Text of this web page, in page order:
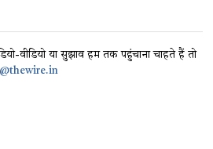
वीडियो या सुझाव हम तक पहुंचाना चाहते हैं तो